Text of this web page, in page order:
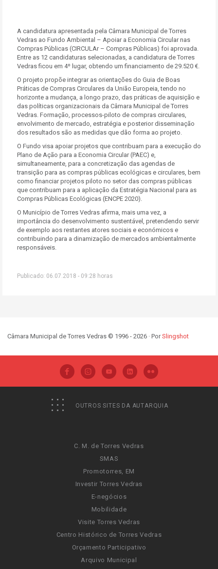
A candidatura apresentada pela Câmara Municipal de Torres
Vedras ao Fundo Ambiental – Apoiar a Economia Circular nas
Compras Públicas (CIRCULAr – Compras Públicas) foi aprovada.
Entre as 12 candidaturas selecionadas, a candidatura de Torres
Vedras ficou em 4º lugar, obtendo um financiamento de 29.520 €.
O projeto propõe integrar as orientações do Guia de Boas
Práticas de Compras Circulares da União Europeia, tendo no
horizonte a mudança, a longo prazo, das práticas de aquisição e
das políticas organizacionais da Câmara Municipal de Torres
Vedras. Formação, processos-piloto de compras circulares,
envolvimento de mercado, estratégia e posterior disseminação
dos resultados são as medidas que dão forma ao projeto.
O Fundo visa apoiar projetos que contribuam para a execução do
Plano de Ação para a Economia Circular (PAEC) e,
simultaneamente, para a concretização das agendas de
transição para as compras públicas ecológicas e circulares, bem
como financiar projetos piloto no setor das compras públicas
que contribuam para a aplicação da Estratégia Nacional para as
Compras Públicas Ecológicas (ENCPE 2020).
O Município de Torres Vedras afirma, mais uma vez, a
importância do desenvolvimento sustentável, pretendendo servir
de exemplo aos restantes atores sociais e económicos e
contribuindo para a dinamização de mercados ambientalmente
responsáveis.
Publicado: 06.07.2018 - 09:28 horas
Câmara Municipal de Torres Vedras © 1996 - 2026 · PorSlingshot
OUTROS SITES DA AUTARQUIA
C. M. de Torres Vedras
SMAS
Promotorres, EM
Investir Torres Vedras
E-negócios
Mobilidade
Visite Torres Vedras
Centro Histórico de Torres Vedras
Orçamento Participativo
Arquivo Municipal